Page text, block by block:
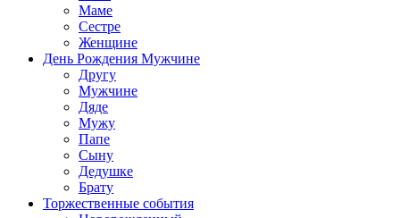
Маме
Сестре
Женщине
День Рождения Мужчине
Другу
Мужчине
Дяде
Мужу
Папе
Сыну
Дедушке
Брату
Торжественные события